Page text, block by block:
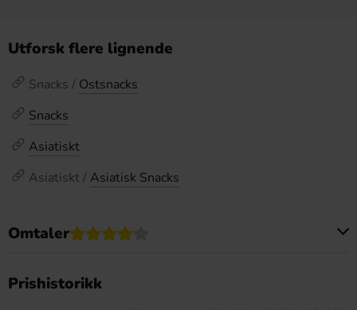
Utforsk flere lignende
Snacks / Ostsnacks
Snacks
Asiatiskt
Asiatiskt / Asiatisk Snacks
Omtaler
Prishistorikk